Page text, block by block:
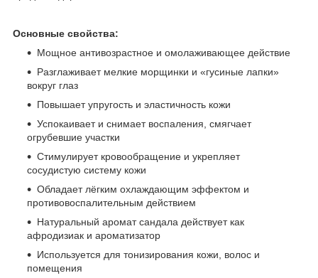
Основные свойства:
Мощное антивозрастное и омолаживающее действие
Разглаживает мелкие морщинки и «гусиные лапки»
вокруг глаз
Повышает упругость и эластичность кожи
Успокаивает и снимает воспаления, смягчает
огрубевшие участки
Стимулирует кровообращение и укрепляет
сосудистую систему кожи
Обладает лёгким охлаждающим эффектом и
противовоспалительным действием
Натуральный аромат сандала действует как
афродизиак и ароматизатор
Используется для тонизирования кожи, волос и
помещения